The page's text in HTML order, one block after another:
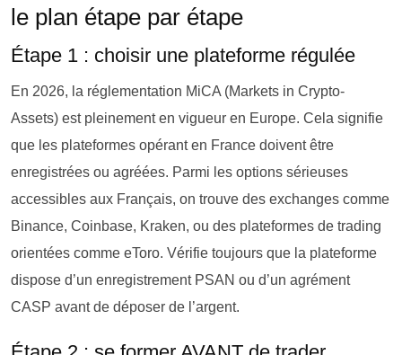
le plan étape par étape
Étape 1 : choisir une plateforme régulée
En 2026, la réglementation MiCA (Markets in Crypto-
Assets) est pleinement en vigueur en Europe. Cela signifie
que les plateformes opérant en France doivent être
enregistrées ou agréées. Parmi les options sérieuses
accessibles aux Français, on trouve des exchanges comme
Binance, Coinbase, Kraken, ou des plateformes de trading
orientées comme eToro. Vérifie toujours que la plateforme
dispose d’un enregistrement PSAN ou d’un agrément
CASP avant de déposer de l’argent.